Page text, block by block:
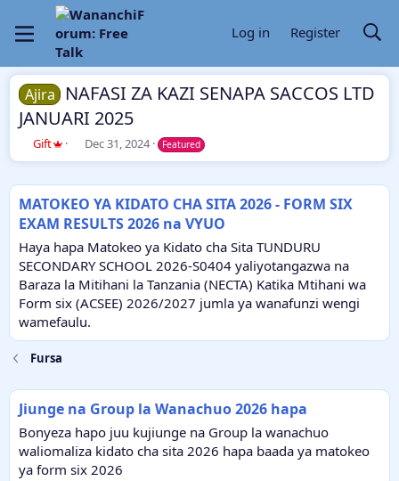
Log in Register
Ajira
NAFASI ZA KAZI SENAPA SACCOS LTD
JANUARI 2025
A
u
h
o
r
Gift
C
r
a
t
i
n
d
a
t
e
Dec 31, 2024 Featured
MATOKEO YA KIDATO CHA SITA 2026 - FORM SIX
EXAM RESULTS 2026 na VYUO
Haya hapa Matokeo ya Kidato cha Sita TUNDURU
SECONDARY SCHOOL 2026-S0404 yaliyotangazwa na
Baraza la Mitihani la Tanzania (NECTA) Katika Mtihani wa
Form six (ACSEE) 2026/2027 jumla ya wanafunzi wengi
wamefaulu.
Fursa
Jiunge na Group la Wanachuo 2026 hapa
Bonyeza hapo juu kujiunge na Group la wanachuo
waliomaliza kidato cha sita 2026 hapa baada ya matokeo
ya form six 2026